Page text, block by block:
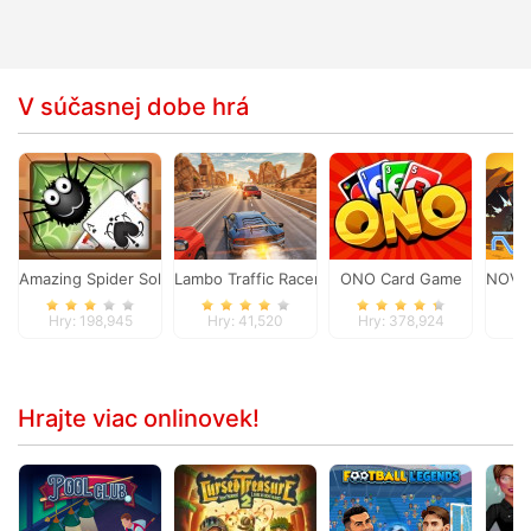
V súčasnej dobe hrá
Amazing Spider Solitaire
Hry: 198,945
Lambo Traffic Racer
Hry: 41,520
ONO Card Game
Hry: 378,924
Hrajte viac onlinovek!